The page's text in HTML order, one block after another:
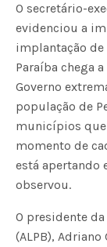
O secretário-
evidenciou a
implantação de
Paraíba chega
Governo
população de
municípios que
momento de
está apertando
observou.
O presidente
(ALPB),